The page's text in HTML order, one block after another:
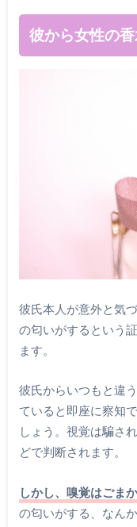
彼から女性の
彼氏本人が意外と気
の匂いがするという
ます。
彼氏からいつもと違
ていると即座に察知
しょう。視覚は騙さ
どで判断されます。
しかし、嗅覚はごま
の匂いがする、なん